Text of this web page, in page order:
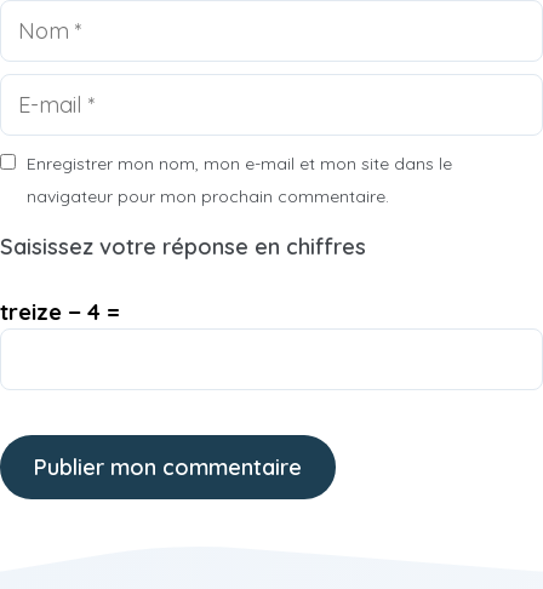
Nom
mail
Enregistrer mon nom, mon e-mail et mon site dans le
navigateur pour mon prochain commentaire.
Saisissez votre réponse en chiffres
treize − 4 =